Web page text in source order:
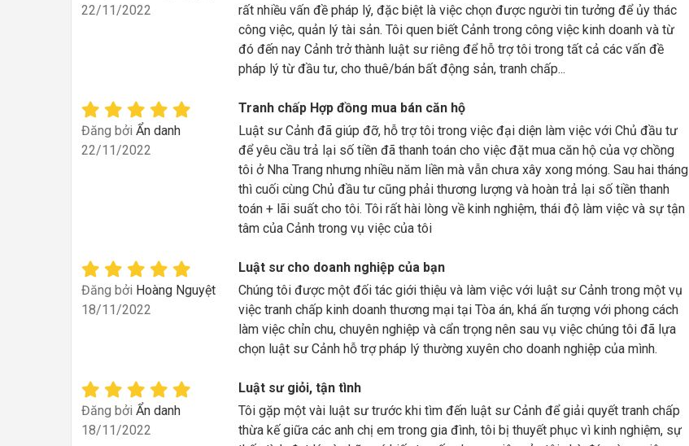
22/11/2022
rất nhiều vấn đề pháp lý, đặc biệt là việc chọn được người tin tưởng để ủy thác
công việc, quản lý tài sản. Tôi quen biết Cảnh trong công việc kinh doanh và từ
đó đến nay Cảnh trở thành luật sư riêng để hỗ trợ tôi trong tất cả các vấn đề
pháp lý từ đầu tư, cho thuê/bán bất động sản, tranh chấp...
Tranh chấp Hợp đồng mua bán căn hộ
Đăng bởi Ẩn danh
22/11/2022
Luật sư Cảnh đã giúp đỡ, hỗ trợ tôi trong việc đại diện làm việc với Chủ đầu tư
để yêu cầu trả lại số tiền đã thanh toán cho việc đặt mua căn hộ của vợ chồng
tôi ở Nha Trang nhưng nhiều năm liền mà vẫn chưa xây xong móng. Sau hai tháng
thì cuối cùng Chủ đầu tư cũng phải thương lượng và hoàn trả lại số tiền thanh
toán + lãi suất cho tôi. Tôi rất hài lòng về kinh nghiệm, thái độ làm việc và sự tận
tâm của Cảnh trong vụ việc của tôi
Luật sư cho doanh nghiệp của bạn
Đăng bởi Hoàng Nguyệt
18/11/2022
Chúng tôi được một đối tác giới thiệu và làm việc với luật sư Cảnh trong một vụ
việc tranh chấp kinh doanh thương mại tại Tòa án, khá ấn tượng với phong cách
làm việc chỉn chu, chuyên nghiệp và cẩn trọng nên sau vụ việc chúng tôi đã lựa
chọn luật sư Cảnh hỗ trợ pháp lý thường xuyên cho doanh nghiệp của mình.
Luật sư giỏi, tận tình
Đăng bởi Ẩn danh
18/11/2022
Tôi gặp một vài luật sư trước khi tìm đến luật sư Cảnh để giải quyết tranh chấp
thừa kế giữa các anh chị em trong gia đình, tôi bị thuyết phục vì kinh nghiệm, sự